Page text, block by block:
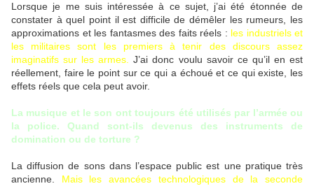
Lorsque je me suis intéressée à ce sujet, j’ai été étonnée de
constater à quel point il est difficile de démêler les rumeurs, les
approximations et les fantasmes des faits réels : les industriels et
les militaires sont les premiers à tenir des discours assez
imaginatifs sur les armes.
J’ai donc voulu savoir ce qu’il en est
réellement, faire le point sur ce qui a échoué et ce qui existe, les
effets réels que cela peut avoir.
La musique et le son ont toujours été utilisés par l’armée ou
la police. Quand sont-ils devenus des instruments de
domination ou de torture ?
La diffusion de sons dans l’espace public est une pratique très
ancienne. Mais les avancées technologiques de la seconde